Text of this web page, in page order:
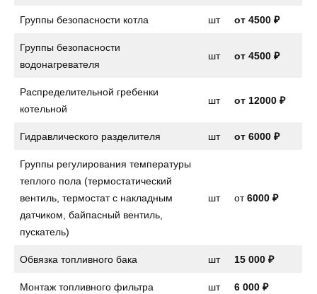
Группы безопасности котла шт от 4500 ₽
Группы безопасности
водонагревателя
шт от 4500 ₽
Распределительной гребенки
котельной
шт от 12000 ₽
Гидравлического разделителя шт от 6000 ₽
Группы регулирования температуры
теплого пола (термостатический
вентиль, термостат с накладным
датчиком, байпасный вентиль,
пускатель)
шт от6000 ₽
Обвязка топливного бака шт 15 000 ₽
Монтаж топливного фильтра шт 6 000 ₽